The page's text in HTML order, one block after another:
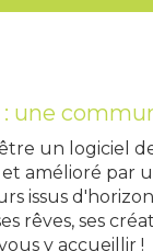
une
un logiciel
amélioré par
issus
rêves, ses
vous y accueillir !